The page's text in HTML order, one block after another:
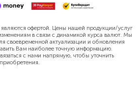
офертой. Цены нашей продукции/услуг
в связи с динамикой курса валют. Мы
своевременной актуализации и обновления
Вам наиболее точную информацию.
с нами напрямую, чтобы уточнить